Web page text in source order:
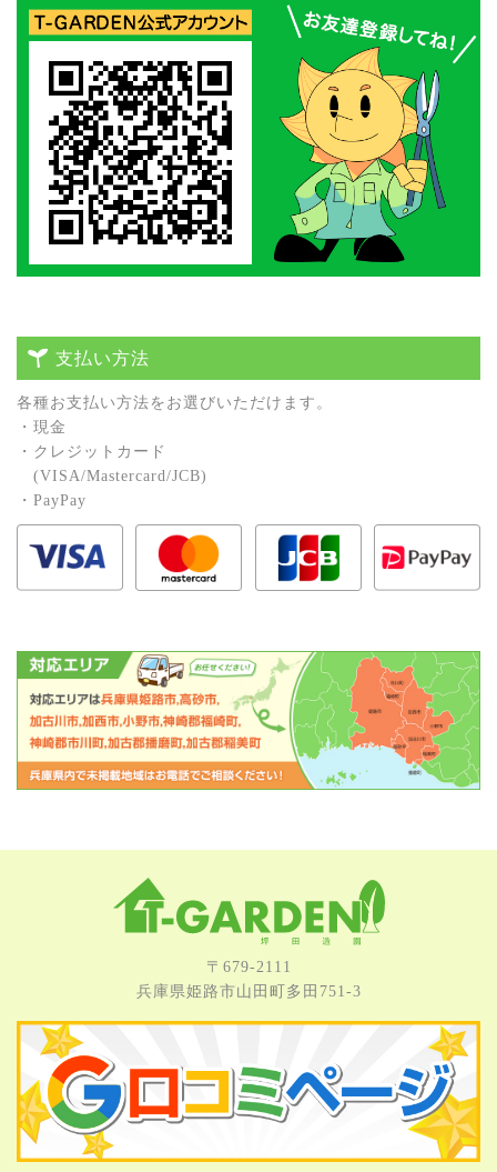
支払い方法
各種お⽀払い⽅法をお選びいただけます。
・現⾦
・クレジットカード
(VISA/Mastercard/JCB)
・PayPay
〒679-2111
兵庫県姫路市⼭⽥町多⽥751-3